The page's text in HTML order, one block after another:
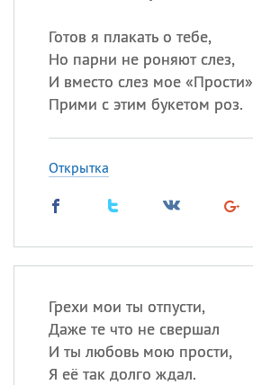
Готов я плакать о тебе,
Но парни не роняют слез,
И вместо слез мое «Прости»
Прими с этим букетом роз.
Открытка
Грехи мои ты отпусти,
Даже те что не свершал
И ты любовь мою прости,
Я её так долго ждал.